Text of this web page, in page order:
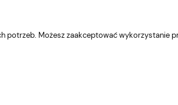
Możesz zaakceptować wykorzystanie